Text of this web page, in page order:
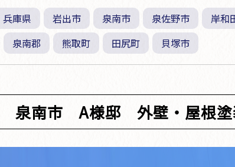
兵庫県 岩出市 泉南市 泉佐野市 岸和
泉南郡 熊取町 田尻町 貝塚市
泉南市 A様邸 外壁・屋根塗